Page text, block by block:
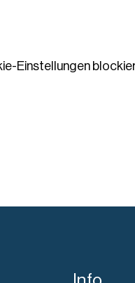
Einstellungen